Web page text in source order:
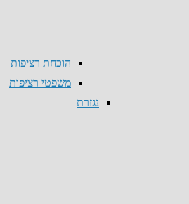
הוכחת רציפות
משפטי רציפות
נגזרת